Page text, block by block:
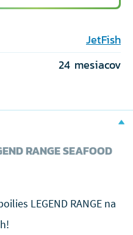
JetFish
24 mesiacov
RANGE SEAFOOD
LEGEND RANGE na